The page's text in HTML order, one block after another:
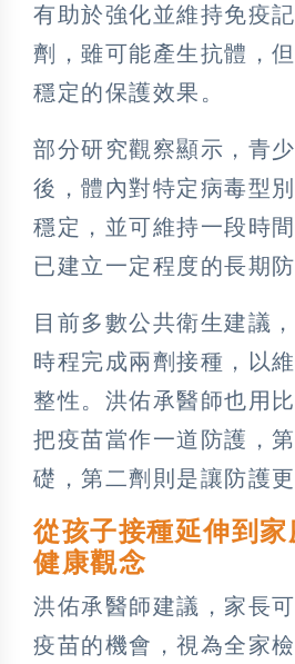
有助於強化並維持免疫
劑，雖可能產生抗體，
穩定的保護效果。
部分研究觀察顯示，青
後，體內對特定病毒型
穩定，並可維持一段時
已建立一定程度的長期防
目前多數公共衛生建議
時程完成兩劑接種，以
整性。洪佑承醫師也用
把疫苗當作一道防護，
礎，第二劑則是讓防護更
從孩子接種延伸到
健康觀念
洪佑承醫師建議，家長
疫苗的機會，視為全家